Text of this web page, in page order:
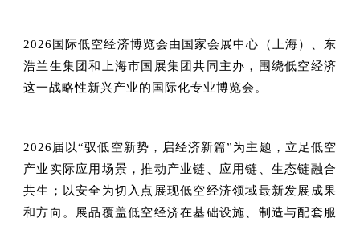
2026国际低空经济博览会由国家会展中心（上海）、东
浩兰生集团和上海市国展集团共同主办，围绕低空经济
这一战略性新兴产业的国际化专业博览会。
2026届以“驭低空新势，启经济新篇”为主题，立足低空
产业实际应用场景，推动产业链、应用链、生态链融合
共生；以安全为切入点展现低空经济领域最新发展成果
和方向。展品覆盖低空经济在基础设施、制造与配套服